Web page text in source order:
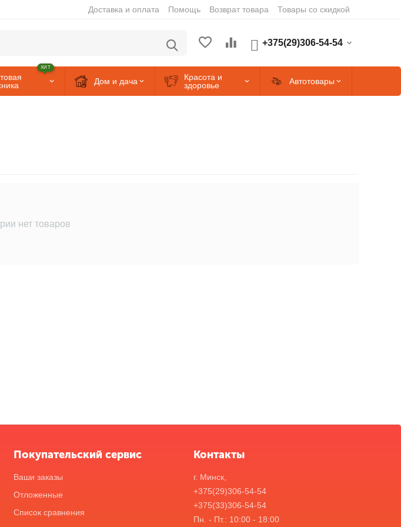
Доставка и оплата Помощь Возврат товара Товары со скидкой
+375(29)306-54-54
ХИТ
Дом и дача
Красота и
здоровье
Автотовары
нет товаров
Покупательский сервис
Ваши заказы
Отложенные
Список сравнения
Контакты
г. Минск,
+375(29)306-54-54
+375(33)306-54-54
Пн. - Пт.: 10:00 - 18:00